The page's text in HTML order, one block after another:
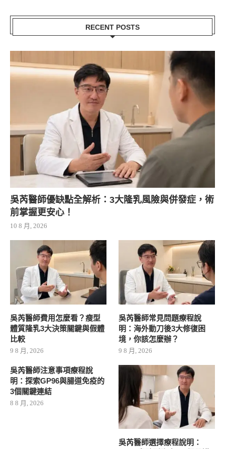
RECENT POSTS
吳芮醫師優缺點全解析：3大隆乳風險與併發症，術
前掌握更安心！
10 8 月, 2026
吳芮醫師費用怎麼看？瘦型
體質隆乳3大決策關鍵與假體
比較
9 8 月, 2026
吳芮醫師常見問題療程說
明：海外動刀後3大修復困
境，你該怎麼辦？
9 8 月, 2026
吳芮醫師注意事項療程說
明：探索GP96與腸道免疫的
3個關鍵連結
8 8 月, 2026
吳芮醫師選擇療程說明：